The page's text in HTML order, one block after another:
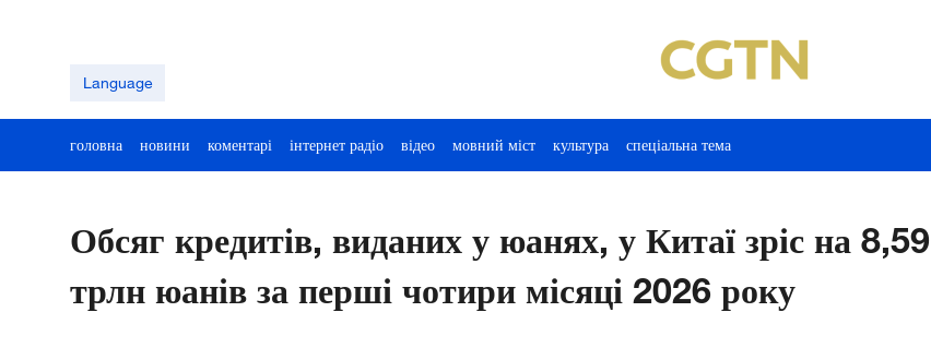
Language
головна новини коментарі інтернет радіо відео мовний міст культура спеціальна тема
Обсяг кредитів, виданих у юанях, у Китаї зріс на 8,59
трлн юанів за перші чотири місяці 2026 року